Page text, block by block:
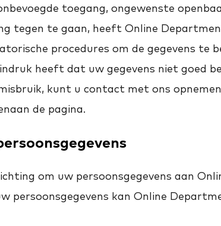
toegang, ongewenste
tegen te gaan, heeft Online
procedures om de gegevens te
heeft dat uw gegevens niet goed
kunt u contact met ons
de pagina.
om uw persoonsgegevens aan
persoonsgegevens kan Online